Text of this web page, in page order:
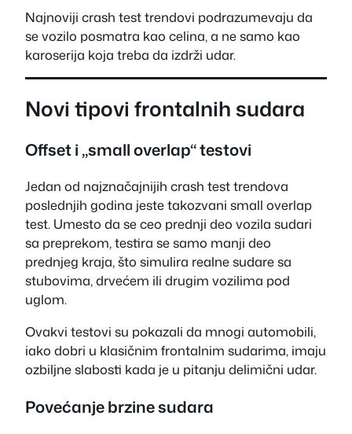
Najnoviji crash test trendovi podrazumevaju da
se vozilo posmatra kao celina, a ne samo kao
karoserija koja treba da izdrži udar.
Novi tipovi frontalnih sudara
Offset i „small overlap“ testovi
Jedan od najznačajnijih crash test trendova
poslednjih godina jeste takozvani small overlap
test. Umesto da se ceo prednji deo vozila sudari
sa preprekom, testira se samo manji deo
prednjeg kraja, što simulira realne sudare sa
stubovima, drvećem ili drugim vozilima pod
uglom.
Ovakvi testovi su pokazali da mnogi automobili,
iako dobri u klasičnim frontalnim sudarima, imaju
ozbiljne slabosti kada je u pitanju delimični udar.
Povećanje brzine sudara